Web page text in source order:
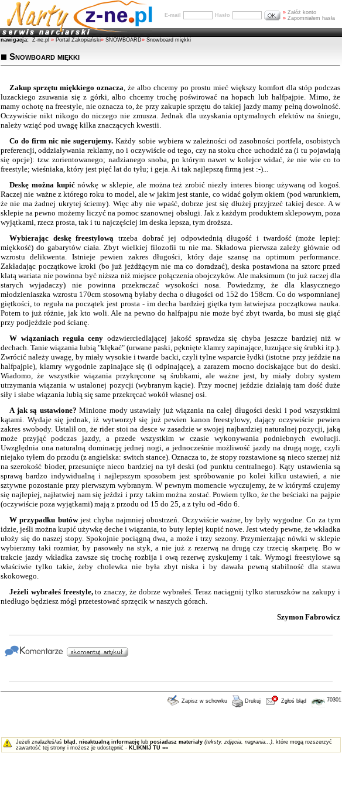
E-mail Hasło » Załóż konto
» Zapomniałem hasła
nawigacja: Z-ne.pl » Portal Zakopiański» SNOWBOARD» Snowboard miękki
Snowboard miękki
Zakup sprzętu miękkiego oznacza, że albo chcemy po prostu mieć większy komfort dla stóp podczas
luzackiego zsuwania się z górki, albo chcemy trochę poświrować na hopach lub halfpajpie. Mimo, że
mamy ochotę na freestyle, nie oznacza to, że przy zakupie sprzętu do takiej jazdy mamy pełną dowolność.
Oczywiście nikt nikogo do niczego nie zmusza. Jednak dla uzyskania optymalnych efektów na śniegu,
należy wziąć pod uwagę kilka znaczących kwestii.
Co do firm nic nie sugerujemy. Każdy sobie wybiera w zależności od zasobności portfela, osobistych
preferencji, oddziaływania reklamy, no i oczywiście od tego, czy na stoku chce uchodzić za (i tu pojawiają
się opcje): tzw. zorientowanego; nadzianego snoba, po którym nawet w kolejce widać, że nie wie co to
freestyle; wieśniaka, który jest pięć lat do tyłu; i geja. A i tak najlepszą firmą jest :-)...
Deskę można kupićnówkę w sklepie, ale można też zrobić niezły interes biorąc używaną od kogoś.
Raczej nie ważne z którego roku to model, ale w jakim jest stanie, co widać gołym okiem (pod warunkiem,
że nie ma żadnej ukrytej ściemy). Więc aby nie wpaść, dobrze jest się dłużej przyjrzeć takiej desce. A w
sklepie na pewno możemy liczyć na pomoc szanownej obsługi. Jak z każdym produktem sklepowym, poza
wyjątkami, rzecz prosta, tak i tu najczęściej im deska lepsza, tym droższa.
Wybierając deskę freestylową trzeba dobrać jej odpowiednią długość i twardość (może lepiej:
miękkość) do gabarytów ciała. Zbyt wielkiej filozofii tu nie ma. Składowa pierwsza zależy głównie od
wzrostu delikwenta. Istnieje pewien zakres długości, który daje szansę na optimum performance.
Zakładając początkowe kroki (bo już jeżdżącym nie ma co doradzać), deska postawiona na sztorc przed
klatą wariata nie powinna być niższa niż miejsce połączenia obojczyków. Ale maksimum (to już raczej dla
starych wyjadaczy) nie powinna przekraczać wysokości nosa. Powiedzmy, że dla klasycznego
młodzieniaszka wzrostu 170cm stosowną byłaby decha o długości od 152 do 158cm. Co do wspomnianej
giętkości, to reguła na początek jest prosta - im decha bardziej giętka tym łatwiejsza początkowa nauka.
Potem to już różnie, jak kto woli. Ale na pewno do halfpajpu nie może być zbyt twarda, bo musi się giąć
przy podjeździe pod ścianę.
W wiązaniach reguła ceny odzwierciedlającej jakość sprawdza się chyba jeszcze bardziej niż w
dechach. Tanie wiązania lubią "klękać" (urwane paski, pęknięte klamry zapinające, luzujące się śrubki itp.).
Zwrócić należy uwagę, by miały wysokie i twarde backi, czyli tylne wsparcie łydki (istotne przy jeździe na
halfpajpie), klamry wygodnie zapinające się (i odpinające), a zarazem mocno dociskające but do deski.
Wiadomo, że wszystkie wiązania przykręcone są śrubkami, ale ważne jest, by miały dobry system
utrzymania wiązania w ustalonej pozycji (wybranym kącie). Przy mocnej jeździe działają tam dość duże
siły i słabe wiązania lubią się same przekręcać wokół własnej osi.
A jak są ustawione? Minione mody ustawiały już wiązania na całej długości deski i pod wszystkimi
kątami. Wydaje się jednak, iż wytworzył się już pewien kanon freestylowy, dający oczywiście pewien
zakres swobody. Ustalił on, że rider stoi na desce w zasadzie w swojej najbardziej naturalnej pozycji, jaką
może przyjąć podczas jazdy, a przede wszystkim w czasie wykonywania podniebnych ewolucji.
Uwzględnia ona naturalną dominację jednej nogi, a jednocześnie możliwość jazdy na drugą nogę, czyli
niejako tyłem do przodu (z angielska: switch stance). Oznacza to, że stopy rozstawione są nieco szerzej niż
na szerokość bioder, przesunięte nieco bardziej na tył deski (od punktu centralnego). Kąty ustawienia są
sprawą bardzo indywidualną i najlepszym sposobem jest spróbowanie po kolei kilku ustawień, a nie
sztywne pozostanie przy pierwszym wybranym. W pewnym momencie wyczujemy, że w którymś czujemy
się najlepiej, najłatwiej nam się jeździ i przy takim można zostać. Powiem tylko, że the beściaki na pajpie
(oczywiście poza wyjątkami) mają z przodu od 15 do 25, a z tyłu od -6do 6.
W przypadku butówjest chyba najmniej obostrzeń. Oczywiście ważne, by były wygodne. Co za tym
idzie, jeśli można kupić używkę deche i wiązania, to buty lepiej kupić nowe. Jest wtedy pewne, że wkładka
ułoży się do naszej stopy. Spokojnie pociągną dwa, a może i trzy sezony. Przymierzając nówki w sklepie
wybierzmy taki rozmiar, by pasowały na styk, a nie już z rezerwą na drugą czy trzecią skarpetę. Bo w
trakcie jazdy wkładka zawsze się trochę rozbija i ową rezerwę zyskujemy i tak. Wymogi freestylowe są
właściwie tylko takie, żeby cholewka nie była zbyt niska i by dawała pewną stabilność dla stawu
skokowego.
Jeżeli wybrałeś freestyle,to znaczy, że dobrze wybrałeś. Teraz naciągnij tylko staruszków na zakupy i
niedługo będziesz mógł przetestować sprzęcik w naszych górach.
Szymon Fabrowicz
Zapisz w schowku Drukuj Zgłoś błąd 70301
Jeżeli znalazłeś/aś błąd , nieaktualną informację lub posiadasz materiały (teksty, zdjęcia, nagrania...), które mogą rozszerzyć
zawartość tej strony i możesz je udostępnić - KLIKNIJ TU »»